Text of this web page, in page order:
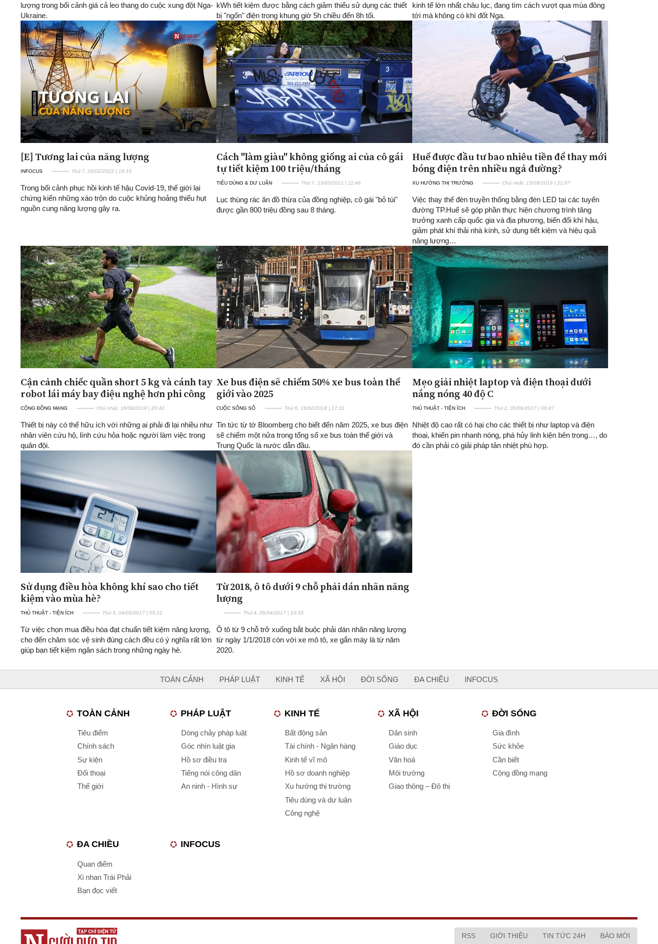
lượng trong bối cảnh giá cả leo thang do cuộc xung đột Nga-
Ukraine.
kWh tiết kiệm được bằng cách giảm thiểu sử dụng các thiết
bị "ngốn" điện trong khung giờ 5h chiều đến 8h tối.
kinh tế lớn nhất châu lục, đang tìm cách vượt qua mùa đông
tới mà không có khí đốt Nga.
[E] Tương lai của năng lượng
INFOCUS Thứ 7, 05/02/2022 | 18:10
Trong bối cảnh phục hồi kinh tế hậu Covid-19, thế giới lại
chứng kiến những xáo trộn do cuộc khủng hoảng thiếu hụt
nguồn cung năng lượng gây ra.
Cách "làm giàu" không giống ai của cô gái
tự tiết kiệm 100 triệu/tháng
TIÊU DÙNG & DƯ LUẬN Thứ 7, 13/03/2021 | 11:46
Lục thùng rác ăn đồ thừa của đồng nghiệp, cô gái "bỏ túi"
được gần 800 triệu đồng sau 8 tháng.
Huế được đầu tư bao nhiêu tiền để thay mới
bóng điện trên nhiều ngả đường?
XU HƯỚNG THỊ TRƯỜNG Chủ nhật, 15/09/2019 | 21:07
Việc thay thế đèn truyền thống bằng đèn LED tại các tuyến
đường TP.Huế sẽ góp phần thực hiện chương trình tăng
trưởng xanh cấp quốc gia và địa phương, biến đổi khí hậu,
giảm phát khí thải nhà kính, sử dụng tiết kiệm và hiệu quả
năng lượng…
Cận cảnh chiếc quần short 5 kg và cánh tay
robot lái máy bay điệu nghệ hơn phi công
CỘNG ĐỒNG MẠNG Chủ nhật, 18/08/2019 | 20:42
Thiết bị này có thể hữu ích với những ai phải đi lại nhiều như
nhân viên cứu hộ, lính cứu hỏa hoặc người làm việc trong
quân đội.
Xe bus điện sẽ chiếm 50% xe bus toàn thế
giới vào 2025
CUỘC SỐNG SỐ Thứ 6, 16/02/2018 | 17:31
Tin tức từ tờ Bloomberg cho biết đến năm 2025, xe bus điện
sẽ chiếm một nửa trong tổng số xe bus toàn thế giới và
Trung Quốc là nước dẫn đầu.
Mẹo giải nhiệt laptop và điện thoại dưới
nắng nóng 40 độ C
THỦ THUẬT - TIỆN ÍCH Thứ 2, 05/06/2017 | 06:47
Nhiệt độ cao rất có hại cho các thiết bị như laptop và điện
thoại, khiến pin nhanh nóng, phá hủy linh kiện bên trong…, do
đó cần phải có giải pháp tản nhiệt phù hợp.
Sử dụng điều hòa không khí sao cho tiết
kiệm vào mùa hè?
THỦ THUẬT - TIỆN ÍCH Thứ 5, 04/05/2017 | 00:12
Từ việc chọn mua điều hòa đạt chuẩn tiết kiệm năng lượng,
cho đến chăm sóc vệ sinh đúng cách đều có ý nghĩa rất lớn
giúp bạn tiết kiệm ngân sách trong những ngày hè.
Từ 2018, ô tô dưới 9 chỗ phải dán nhãn năng
lượng
Thứ 4, 05/04/2017 | 10:33
Ô tô từ 9 chỗ trở xuống bắt buộc phải dán nhãn năng lượng
từ ngày 1/1/2018 còn với xe mô tô, xe gắn máy là từ năm
2020.
TOÀN CẢNH PHÁP LUẬT KINH TẾ XÃ HỘI ĐỜI SỐNG ĐA CHIỀU INFOCUS
TOÀN CẢNH
Tiêu điểm
Chính sách
Sự kiện
Đối thoại
Thế giới
PHÁP LUẬT
Dòng chảy pháp luật
Góc nhìn luật gia
Hồ sơ điều tra
Tiếng nói công dân
An ninh - Hình sự
KINH TẾ
Bất động sản
Tài chính - Ngân hàng
Kinh tế vĩ mô
Hồ sơ doanh nghiệp
Xu hướng thị trường
Tiêu dùng và dư luận
Công nghệ
XÃ HỘI
Dân sinh
Giáo dục
Văn hoá
Môi trường
Giao thông – Đô thị
ĐỜI SỐNG
Gia đình
Sức khỏe
Cần biết
Cộng đồng mạng
ĐA CHIỀU
Quan điểm
Xi nhan Trái Phải
Bạn đọc viết
INFOCUS
RSS GIỚI THIỆU TIN TỨC 24H BÁO MỚI